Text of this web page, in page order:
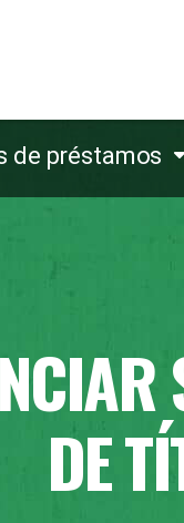
de préstamos
DE